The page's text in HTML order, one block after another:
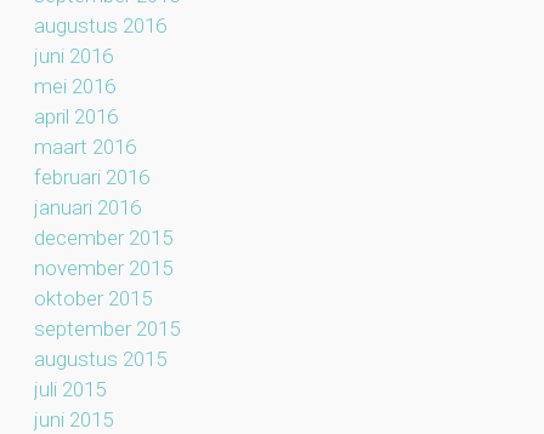
augustus 2016
juni 2016
mei 2016
april 2016
maart 2016
februari 2016
januari 2016
december 2015
november 2015
oktober 2015
september 2015
augustus 2015
juli 2015
juni 2015